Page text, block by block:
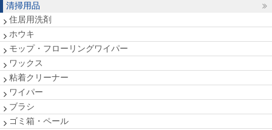
清掃用品
住居用洗剤
ホウキ
モップ・フローリングワイパー
ワックス
粘着クリーナー
ワイパー
ブラシ
ゴミ箱・ペール